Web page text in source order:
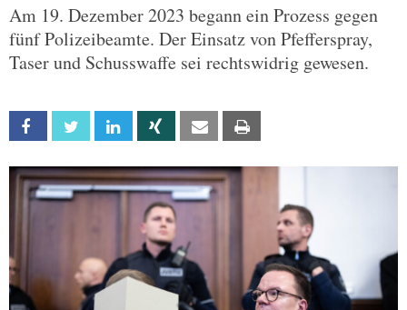
Am 19. Dezember 2023 begann ein Prozess gegen
fünf Polizeibeamte. Der Einsatz von Pfefferspray,
Taser und Schusswaffe sei rechtswidrig gewesen.
Facebook Twitter Linkedin Xing Email